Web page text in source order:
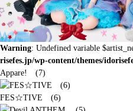
Warning: Undefined variable
risefes.jp/wp-content/themes/
Appare! (7)
FES☆TIVE (6)